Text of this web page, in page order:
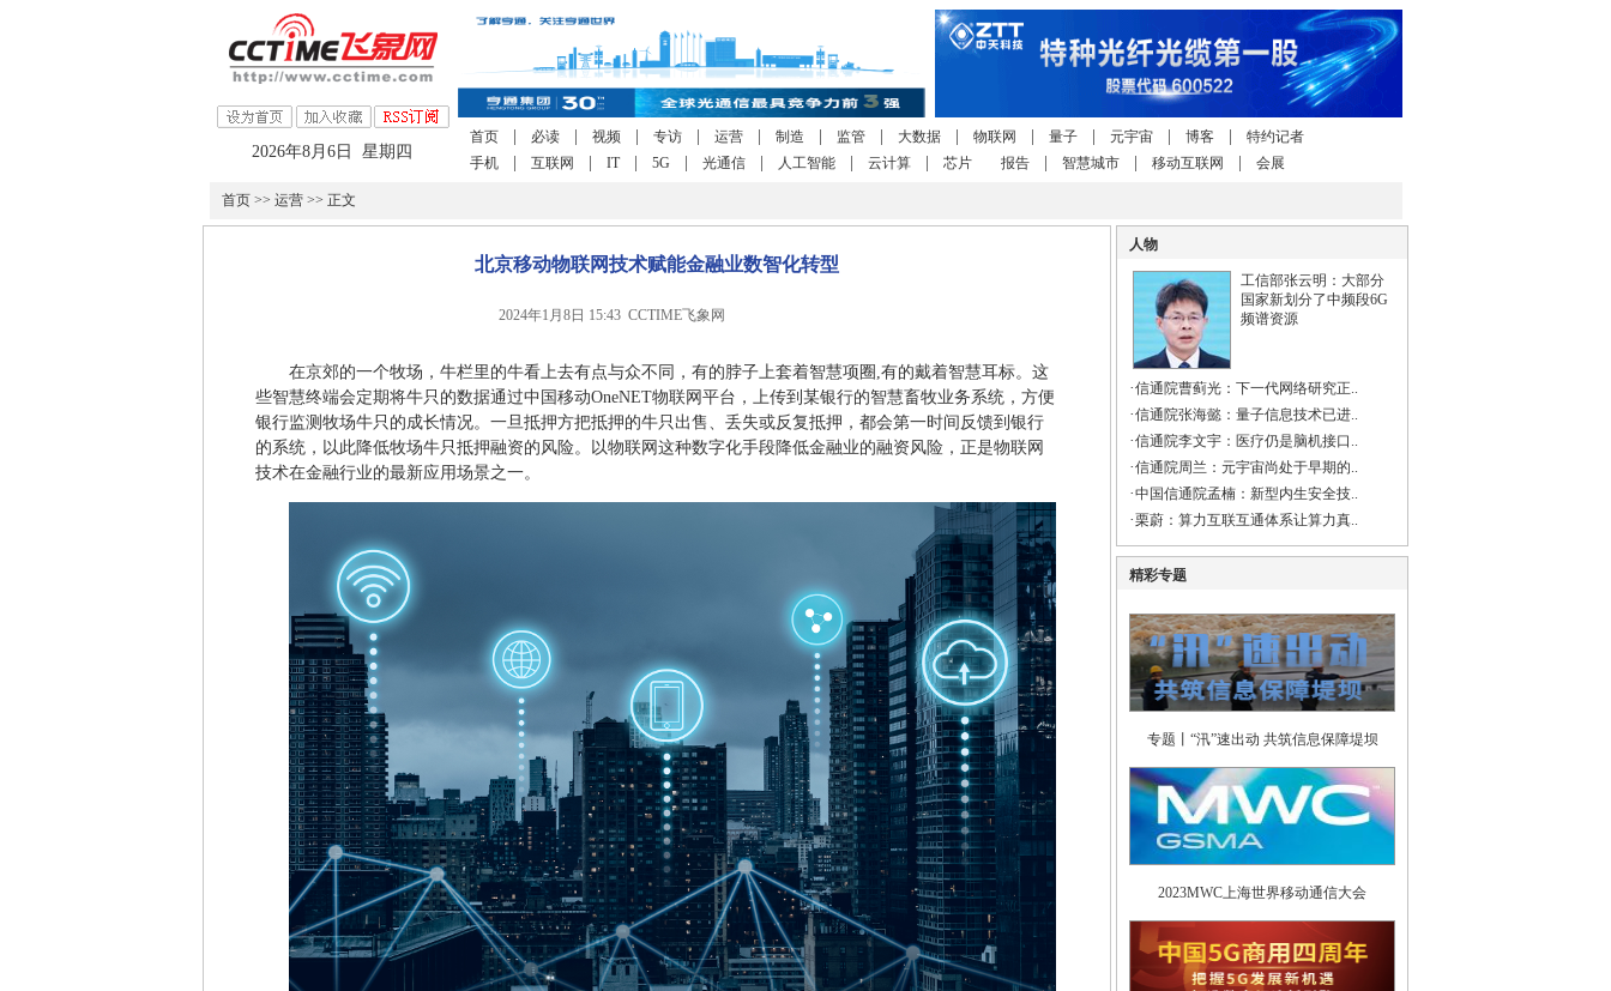
2026年8月6日 星期四
首页 必读 视频 专访 运营 制造 监管 大数据 物联网 量子 元宇宙 博客
特约记者
手机
互联网 IT 5G 光通信 人工智能 云计算 芯片 报告 智慧城市 移动互联网 会展
首页>> 运营>> 正文
北京移动物联网技术赋能金融业数智化转型
2024年1月8日 15:43 CCTIME飞象网
在京郊的一个牧场，牛栏里的牛看上去有点与众不同，有的脖子上套着智慧项圈,有的戴着智慧耳标。这
些智慧终端会定期将牛只的数据通过中国移动OneNET物联网平台，上传到某银行的智慧畜牧业务系统，方便
银行监测牧场牛只的成长情况。一旦抵押方把抵押的牛只出售、丢失或反复抵押，都会第一时间反馈到银行
的系统，以此降低牧场牛只抵押融资的风险。以物联网这种数字化手段降低金融业的融资风险，正是物联网
技术在金融行业的最新应用场景之一。
人物
工信部张云明：大部分
国家新划分了中频段6G
频谱资源
·信通院曹蓟光：下一代网络研究正..
·信通院张海懿：量子信息技术已进..
·信通院李文宇：医疗仍是脑机接口..
·信通院周兰：元宇宙尚处于早期的..
·中国信通院孟楠：新型内生安全技..
·栗蔚：算力互联互通体系让算力真..
精彩专题
专题丨“汛”速出动 共筑信息保障堤坝
2023MWC上海世界移动通信大会